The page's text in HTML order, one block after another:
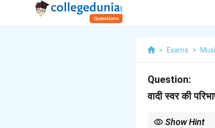
> Exams >
Question:
वादी स्वर की
Show Hint